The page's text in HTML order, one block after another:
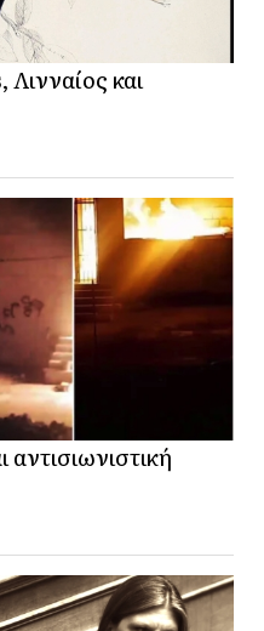
και
αντισιωνιστική